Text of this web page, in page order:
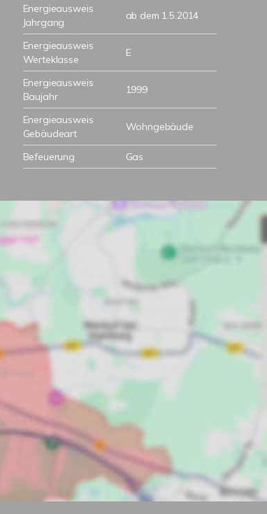
Energieausweis
Jahrgang
ab dem 1.5.2014
Energieausweis
Werteklasse
E
Energieausweis
Baujahr
1999
Energieausweis
Gebäudeart
Wohngebäude
Befeuerung Gas